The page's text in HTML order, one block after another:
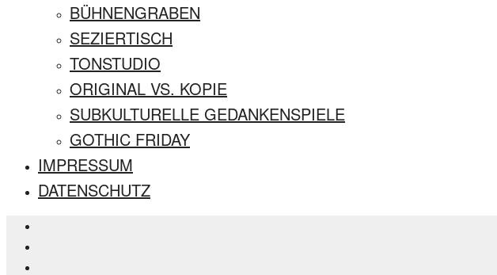
BÜHNENGRABEN
SEZIERTISCH
TONSTUDIO
ORIGINAL VS. KOPIE
SUBKULTURELLE GEDANKENSPIELE
GOTHIC FRIDAY
IMPRESSUM
DATENSCHUTZ